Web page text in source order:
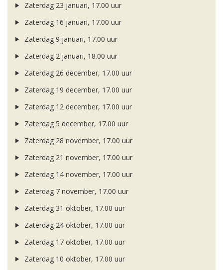
Zaterdag 23 januari, 17.00 uur
Zaterdag 16 januari, 17.00 uur
Zaterdag 9 januari, 17.00 uur
Zaterdag 2 januari, 18.00 uur
Zaterdag 26 december, 17.00 uur
Zaterdag 19 december, 17.00 uur
Zaterdag 12 december, 17.00 uur
Zaterdag 5 december, 17.00 uur
Zaterdag 28 november, 17.00 uur
Zaterdag 21 november, 17.00 uur
Zaterdag 14 november, 17.00 uur
Zaterdag 7 november, 17.00 uur
Zaterdag 31 oktober, 17.00 uur
Zaterdag 24 oktober, 17.00 uur
Zaterdag 17 oktober, 17.00 uur
Zaterdag 10 oktober, 17.00 uur